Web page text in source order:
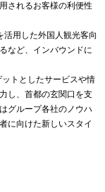
されるお客様の利便性
活用した外国人観光客向
など、インバウンドに
トとしたサービスや情
し、首都の玄関口を支
グループ各社のノウハ
に向けた新しいスタイ